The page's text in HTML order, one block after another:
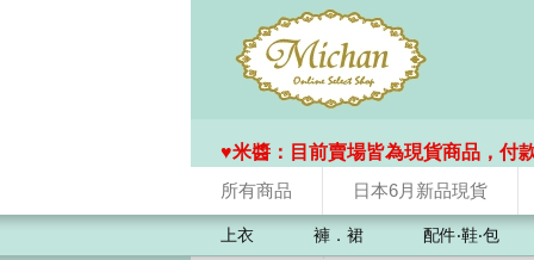
所有商品 日本6月新品現貨
♥️米醬：目前賣場皆為現貨商品，付
上衣 褲．裙 配件‧鞋‧包